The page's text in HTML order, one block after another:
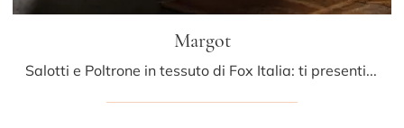
Margot
Salotti e Poltrone in tessuto di Fox Italia: ti presentiamo il modello Margot in tessuto per valorizzare i tuoi spazi.